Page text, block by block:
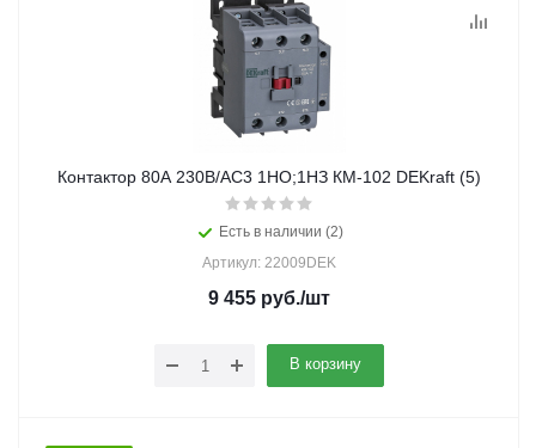
Контактор 80А 230В/АС3 1НО;1НЗ КМ-102 DEKraft (5)
Есть в наличии (2)
Артикул: 22009DEK
9 455 руб./шт
В корзину